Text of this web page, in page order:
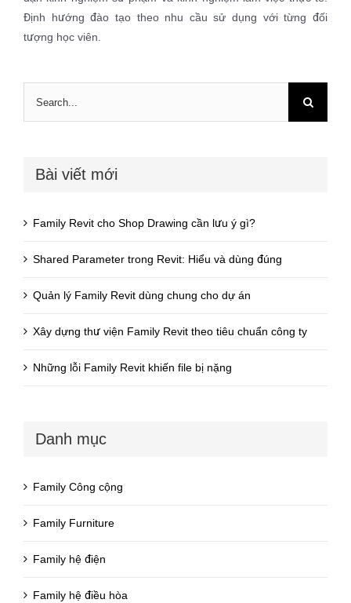
Định hướng đào tạo theo nhu cầu sử dụng với từng đối
tượng học viên.
Bài viết mới
Family Revit cho Shop Drawing cần lưu ý gì?
Shared Parameter trong Revit: Hiểu và dùng đúng
Quản lý Family Revit dùng chung cho dự án
Xây dựng thư viện Family Revit theo tiêu chuẩn công ty
Những lỗi Family Revit khiến file bị nặng
Danh mục
Family Công cộng
Family Furniture
Family hệ điện
Family hệ điều hòa